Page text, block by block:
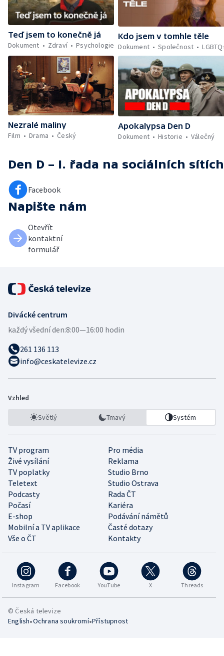
Teď jsem to konečně já
Dokument
Zdraví Psychologie
Kdo jsem v tomhle těle
Dokument
Společnost
Nezralé maliny
Film
Drama Český
Apokalypsa Den D
Dokument
Historie Válečný
Den D – I. řada na sociálních sítích
Facebook
Napište nám
Otevřít
kontaktní
formulář
Divácké centrum
každý všední den:8:00—16:00 hodin
261 136 113
info@ceskatelevize.cz
Vzhled
Světlý Tmavý Systém
TV program
Pro média
Živé vysílání
Reklama
TV poplatky
Studio Brno
Teletext
Studio Ostrava
Podcasty
Rada ČT
Počasí
Kariéra
E-shop
Podávání námětů
Mobilní a TV aplikace
Časté dotazy
Vše o ČT
Kontakty
Instagram Facebook YouTube X Threads
© Česká televize
English•Ochrana soukromí•Přístupnost